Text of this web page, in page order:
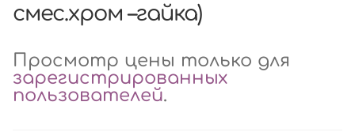
смес.хром –гайка)
Просмотр цены только для
зарегистрированных
пользователей.